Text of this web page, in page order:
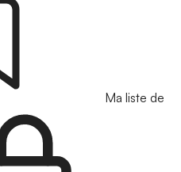
Ma liste de